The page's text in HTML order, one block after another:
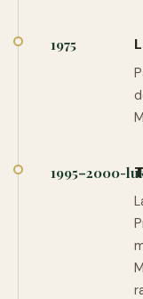
1975
1995–2000-